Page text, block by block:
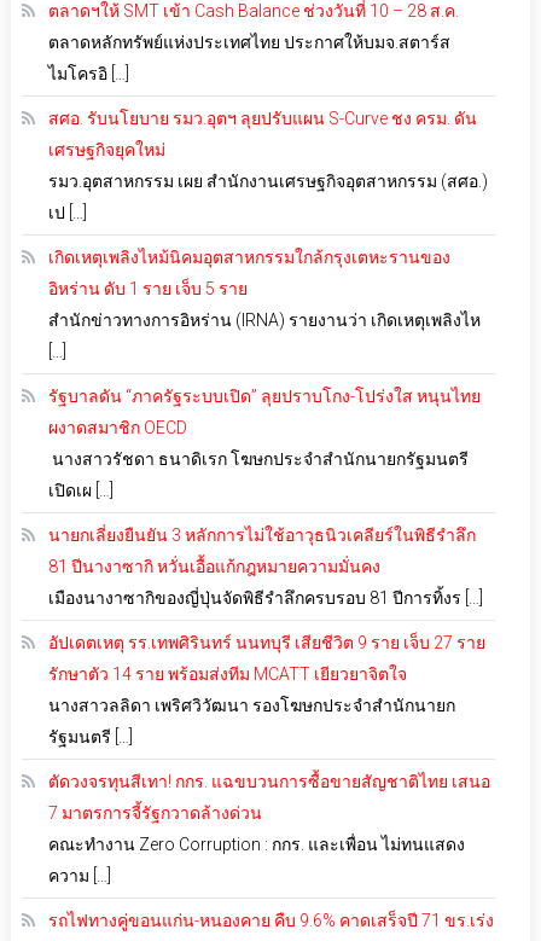
ตลาดฯให้ SMT เข้า Cash Balance ช่วงวันที่ 10 – 28 ส.ค.
ตลาดหลักทรัพย์แห่งประเทศไทย ประกาศให้บมจ.สตาร์ส
ไมโครอิ […]
สศอ. รับนโยบาย รมว.อุตฯ ลุยปรับแผน S-Curve ชง ครม. ดัน
เศรษฐกิจยุคใหม่
รมว.อุตสาหกรรม เผย สำนักงานเศรษฐกิจอุตสาหกรรม (สศอ.)
เป […]
เกิดเหตุเพลิงไหม้นิคมอุตสาหกรรมใกล้กรุงเตหะรานของ
อิหร่าน ดับ 1 ราย เจ็บ 5 ราย
สำนักข่าวทางการอิหร่าน (IRNA) รายงานว่า เกิดเหตุเพลิงไห
รัฐบาลดัน “ภาครัฐระบบเปิด” ลุยปราบโกง-โปร่งใส หนุนไทย
ผงาดสมาชิก OECD
นางสาวรัชดา ธนาดิเรก โฆษกประจำสำนักนายกรัฐมนตรี
เปิดเผ […]
นายกเลี่ยงยืนยัน 3 หลักการไม่ใช้อาวุธนิวเคลียร์ในพิธีรำลึก
81 ปีนางาซากิ หวั่นเอื้อแก้กฎหมายความมั่นคง
เมืองนางาซากิของญี่ปุ่นจัดพิธีรำลึกครบรอบ 81 ปีการทิ้งร […]
อัปเดตเหตุ รร.เทพศิรินทร์ นนทบุรี เสียชีวิต 9 ราย เจ็บ 27 ราย
รักษาตัว 14 ราย พร้อมส่งทีม MCATT เยียวยาจิตใจ
นางสาวลลิดา เพริศวิวัฒนา รองโฆษกประจำสำนักนายก
รัฐมนตรี […]
ตัดวงจรทุนสีเทา! กกร. แฉขบวนการซื้อขายสัญชาติไทย เสนอ
7 มาตรการจี้รัฐกวาดล้างด่วน
คณะทำงาน Zero Corruption : กกร. และเพื่อน ไม่ทนแสดง
ความ […]
รถไฟทางคู่ขอนแก่น-หนองคาย คืบ 9.6% คาดเสร็จปี 71 ขร.เร่ง